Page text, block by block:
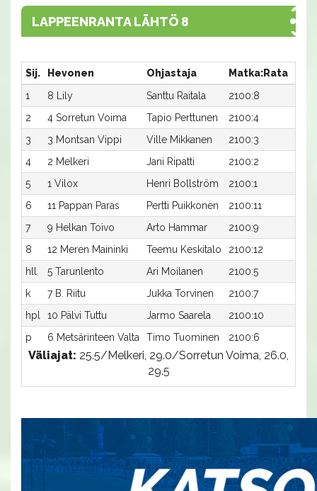
LAPPEENRANTA LÄHTÖ 8
Sij. Hevonen Ohjastaja Matka:Rata
1
8 Lily Santtu Raitala 2100:8
2
4 Sorretun Voima Tapio Perttunen 2100:4
3
3 Montsan Vippi Ville Mikkanen 2100:3
4
2 Melkeri Jani Ripatti 2100:2
5
1 Vilox Henri Bollström 2100:1
6
11 Pappan Paras Pertti Puikkonen 2100:11
7
9 Helkan Toivo Arto Hammar 2100:9
8
12 Meren Maininki Teemu Keskitalo 2100:12
hll
5 Tarunlento Ari Moilanen 2100:5
k
7 B. Riitu Jukka Torvinen 2100:7
hpl
10 Pälvi Tuttu Jarmo Saarela 2100:10
p
6 Metsärinteen Valta Timo Tuominen 2100:6
Väliajat: 25.5/Melkeri, 29.0/Sorretun Voima, 26.0,
29.5